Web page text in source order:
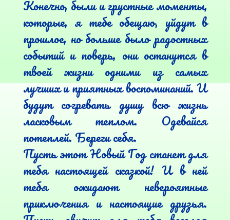
Конечно, были и грустные моменты,
которые, я тебе обещаю, уйдут в
прошлое, но больше было радостных
событий и поверь, они останутся в
твоей жизни одними из самых
лучших и приятных воспоминаний. И
будут согревать душу всю жизнь
ласковым теплом. Одевайся
потеплей. Береги себя.
Пусть этот Новый Год станет для
тебя настоящей сказкой! И в ней
тебя ожидают невероятные
приключения и настоящие друзья.